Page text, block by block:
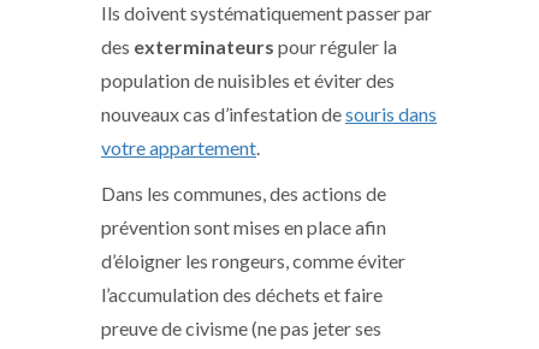
Ils doivent systématiquement passer par
des exterminateurs pour réguler la
population de nuisibles et éviter des
nouveaux cas d’infestation desouris dans
votre appartement.
Dans les communes, des actions de
prévention sont mises en place afin
d’éloigner les rongeurs, comme éviter
l’accumulation des déchets et faire
preuve de civisme (ne pas jeter ses